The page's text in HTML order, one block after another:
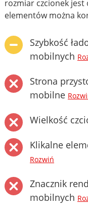
rozmiar czcionek jest
elementów można
Szybkość
mobilnych
Strona
mobilne
Wielkość
Klikalne
Rozwiń
Znacznik
mobilnych